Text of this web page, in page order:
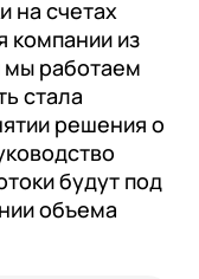
на счетах
компании из
мы работаем
стала
решения о
будут под
объема
Персональных
Персональных